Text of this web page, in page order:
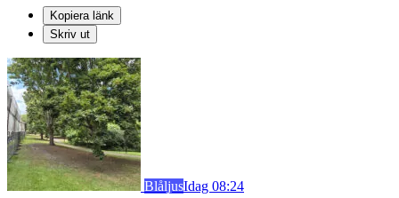
Kopiera länk
Skriv ut
BlåljusIdag 08:24